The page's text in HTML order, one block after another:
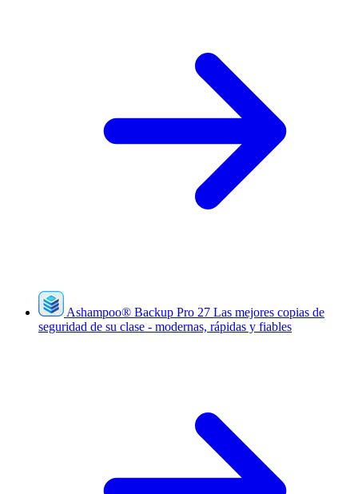
Ashampoo® Backup Pro 27 Las mejores copias de
seguridad de su clase - modernas, rápidas y fiables